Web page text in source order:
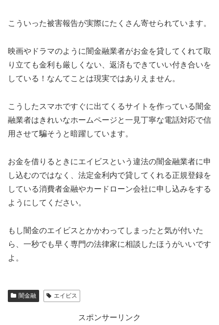
こういった被害報告が実際にたくさん寄せられています。
映画やドラマのように闇金融業者がお金を貸してくれて取
り立ても金利も厳しくない、返済もできていい付き合いを
している！なんてことは現実ではありえません。
こうしたスマホですぐに出てくるサイトを作っている闇金
融業者はきれいなホームページと一見丁寧な電話対応で信
用させて騙そうと暗躍しています。
お金を借りるときにエイビス という違法の闇金融業者に申
し込むのではなく、法定金利内で貸してくれる正規登録を
している消費者金融やカードローン会社に申し込みをする
ようにしてください。
もし闇金のエイビス とかかわってしまったと気が付いた
ら、一秒でも早く専門の法律家に相談したほうがいいです
よ。
闇金融 エイビス
スポンサーリンク